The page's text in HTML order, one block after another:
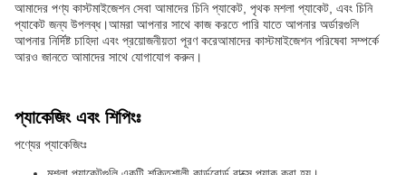
আমাদের পণ্য কাস্টমাইজেশন সেবা আমাদের চিনি প্যাকেট, পৃথক মশলা প্যাকেট, এবং চিনি
প্যাকেট জন্য উপলব্ধ।আমরা আপনার সাথে কাজ করতে পারি যাতে আপনার অর্ডারগুলি
আপনার নির্দিষ্ট চাহিদা এবং প্রয়োজনীয়তা পূরণ করেআমাদের কাস্টমাইজেশন পরিষেবা সম্পর্কে
আরও জানতে আমাদের সাথে যোগাযোগ করুন।
প্যাকেজিং এবং শিপিংঃ
পণ্যের প্যাকেজিংঃ